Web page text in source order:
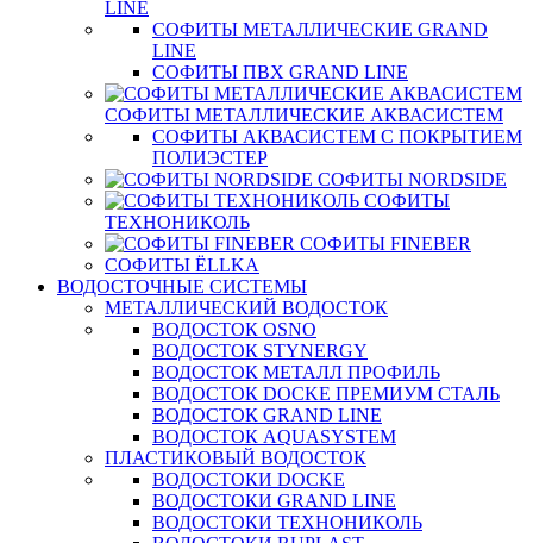
LINE
СОФИТЫ МЕТАЛЛИЧЕСКИЕ GRAND
LINE
СОФИТЫ ПВХ GRAND LINE
СОФИТЫ МЕТАЛЛИЧЕСКИЕ АКВАСИСТЕМ
СОФИТЫ АКВАСИСТЕМ С ПОКРЫТИЕМ
ПОЛИЭСТЕР
СОФИТЫ NORDSIDE
СОФИТЫ
ТЕХНОНИКОЛЬ
СОФИТЫ FINEBER
СОФИТЫ ЁLLKA
ВОДОСТОЧНЫЕ СИСТЕМЫ
МЕТАЛЛИЧЕСКИЙ ВОДОСТОК
ВОДОСТОК OSNO
ВОДОСТОК STYNERGY
ВОДОСТОК МЕТАЛЛ ПРОФИЛЬ
ВОДОСТОК DOCKE ПРЕМИУМ СТАЛЬ
ВОДОСТОК GRAND LINE
ВОДОСТОК AQUASYSTEM
ПЛАСТИКОВЫЙ ВОДОСТОК
ВОДОСТОКИ DOCKE
ВОДОСТОКИ GRAND LINE
ВОДОСТОКИ ТЕХНОНИКОЛЬ